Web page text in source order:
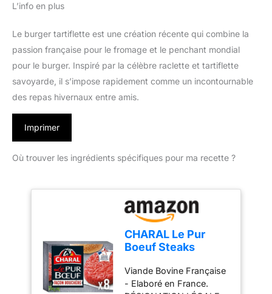
L’info en plus
Le burger tartiflette est une création récente qui combine la
passion française pour le fromage et le penchant mondial
pour le burger. Inspiré par la célèbre raclette et tartiflette
savoyarde, il s’impose rapidement comme un incontournable
des repas hivernaux entre amis.
Imprimer
Où trouver les ingrédients spécifiques pour ma recette ?
CHARAL Le Pur
Boeuf Steaks
18% M.G façon
bouchère 8 x 100 g
Viande Bovine Française
- Elaboré en France.